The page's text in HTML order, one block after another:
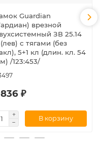
Guardian
врезной
ЗВ 25.14
с тягами (без
5+1 кл (длин. кл. 54
/123:453/
₽
В корзину